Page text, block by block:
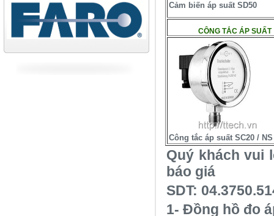
Cảm biến áp suất SD50
CÔNG TẮC ÁP SUẤT
Công tắc áp suất SC20 / NS
Quý khách vui
báo giá
SDT:
1- Đồng hồ đo